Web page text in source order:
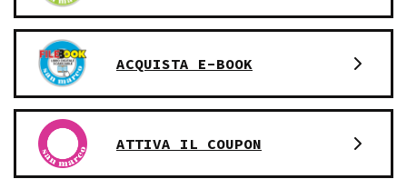
ACQUISTA E-BOOK
ATTIVA IL COUPON